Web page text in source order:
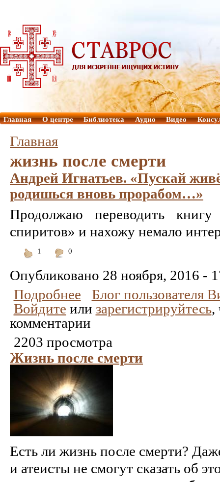
Главная О центре Библиотека Аудио Видео
Главная
жизнь после смерти
Андрей Игнатьев. «Пускай
родишься вновь прорабом…»
Продолжаю переводить книгу
спиритов» и нахожу немало
1
0
Опубликовано 28 ноября, 2016 -
Подробнее
Блог пользователя
Войдите или зарегистрируйтесь,
комментарии
2203 просмотра
Жизнь после смерти
Есть ли жизнь после смерти?
и атеисты не смогут сказать об